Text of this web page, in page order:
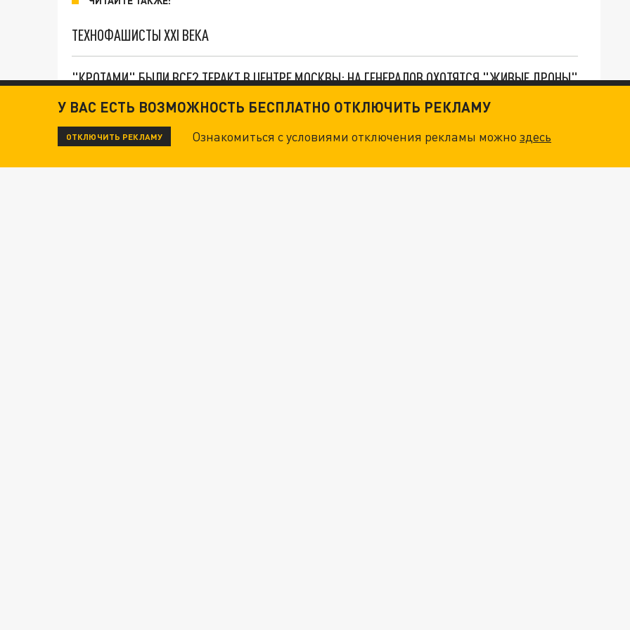
ТЕХНОФАШИСТЫ XXI ВЕКА
"КРОТАМИ" БЫЛИ ВСЕ? ТЕРАКТ В ЦЕНТРЕ МОСКВЫ: НА ГЕНЕРАЛОВ ОХОТЯТСЯ "ЖИВЫЕ ДРОНЫ"
ВОТ ЭТО ТРИЛЛЕР! ТАЙНА УДАРА УКРАИНЫ ПО ИРАНСКОМУ СУДНУ НА КАСПИИ РАСКРЫТА
У ВАС ЕСТЬ ВОЗМОЖНОСТЬ БЕСПЛАТНО ОТКЛЮЧИТЬ РЕКЛАМУ
ОТКЛЮЧИТЬ РЕКЛАМУ Ознакомиться с условиями отключения рекламы можноздесь